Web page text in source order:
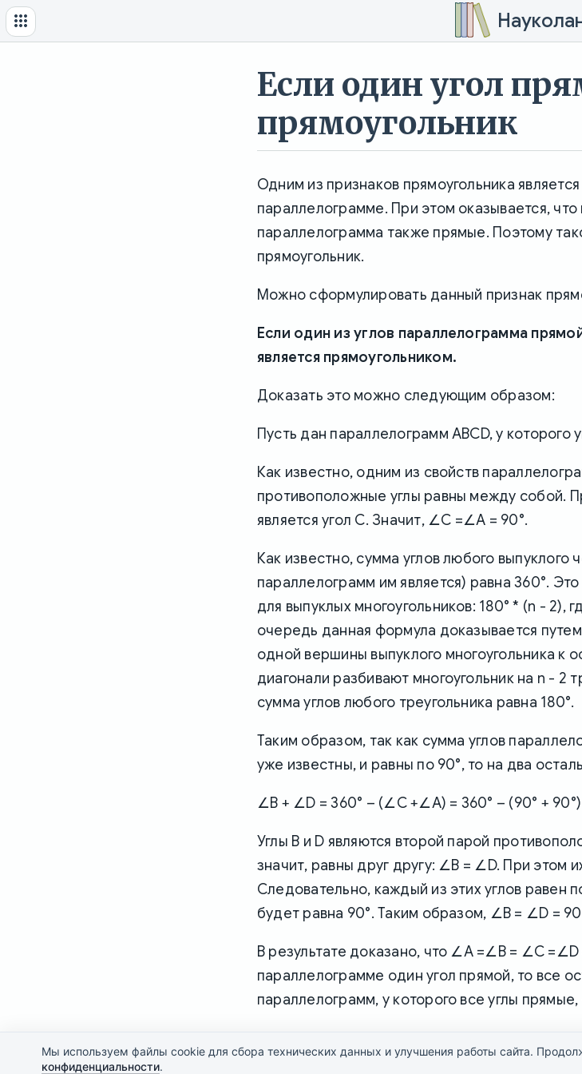
Если один угол
прямоугольник
Одним из признаков прямоугольника
параллелограмме. При этом оказывается, что
параллелограмма также прямые. Поэтому
прямоугольник.
Можно сформулировать данный признак
Если один из углов параллелограмма
является прямоугольником.
Доказать это можно следующим образом:
Пусть дан параллелограмм ABCD, у которого
Как известно, одним из свойств
противоположные углы равны между собой.
является угол C. Значит, ∠C =∠A = 90°.
Как известно, сумма углов любого выпуклого
параллелограмм им является) равна 360°.
для выпуклых многоугольников: 180° * (n - 2),
очередь данная формула доказывается
одной вершины выпуклого многоугольника к
диагонали разбивают многоугольник на n - 2
сумма углов любого треугольника равна 180°.
Таким образом, так как сумма углов
уже известны, и равны по 90°, то на два
∠B + ∠D = 360° – (∠C +∠A) = 360° – (90° + 90°)
Углы B и D являются второй парой
значит, равны друг другу: ∠B = ∠D. При этом
Следовательно, каждый из этих углов равен
будет равна 90°. Таким образом, ∠B = ∠D =
В результате доказано, что ∠A =∠B = ∠C =∠D
параллелограмме один угол прямой, то все
параллелограмм, у которого все углы прямые,
Мы используем файлы cookie для сбора технических данных и улучшения работы сайта.
конфиденциальности.